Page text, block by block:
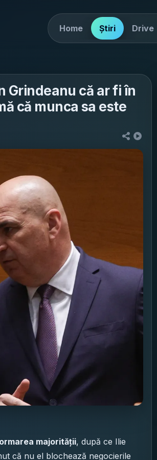
Home Știri Drive
Grindeanu că ar fi în
că munca sa este
majorității, după ce Ilie
că nu el blochează negocierile